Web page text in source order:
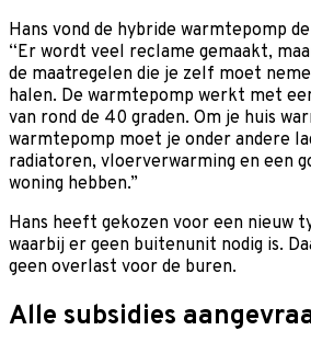
Hans vond de hybride warmtepomp
“Er wordt veel reclame gemaakt,
de maatregelen die je zelf moet
halen. De warmtepomp werkt met
van rond de 40 graden. Om je huis
warmtepomp moet je onder andere
radiatoren, vloerverwarming en een
woning hebben.”
Hans heeft gekozen voor een nieuw
waarbij er geen buitenunit nodig is.
geen overlast voor de buren.
Alle subsidies